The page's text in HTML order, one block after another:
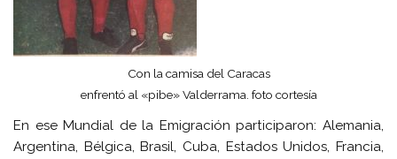
Con la camisa del Caracas
enfrentó al «pibe» Valderrama. foto cortesía
En ese Mundial de la Emigración participaron: Alemania,
Argentina, Bélgica, Brasil, Cuba, Estados Unidos, Francia,